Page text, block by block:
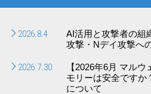
2026.8.4
AI活用と攻撃者の組
攻撃・Nデイ攻撃へ
2026.7.30
【2026年6月 マル
モリーは安全ですか
について